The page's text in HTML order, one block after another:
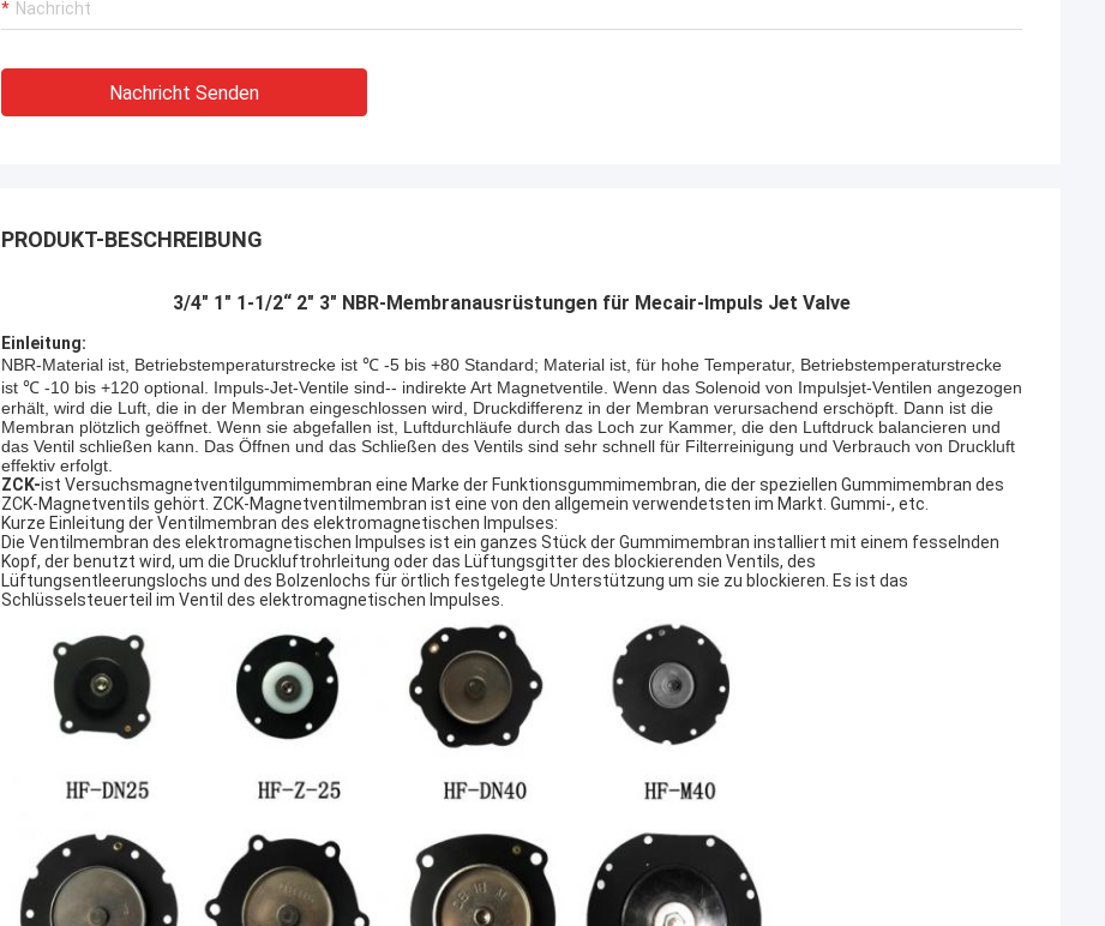
Nachricht Senden
PRODUKT-BESCHREIBUNG
3/4" 1" 1-1/2“ 2" 3" NBR-Membranausrüstungen für Mecair-Impuls Jet Valve
Einleitung:
NBR-Material ist, Betriebstemperaturstrecke ist ℃ -5 bis +80 Standard; Material ist, für hohe Temperatur, Betriebstemperaturstrecke
ist ℃ -10 bis +120 optional. Impuls-Jet-Ventile sind-- indirekte Art Magnetventile. Wenn das Solenoid von Impulsjet-Ventilen angezogen
erhält, wird die Luft, die in der Membran eingeschlossen wird, Druckdifferenz in der Membran verursachend erschöpft. Dann ist die
Membran plötzlich geöffnet. Wenn sie abgefallen ist, Luftdurchläufe durch das Loch zur Kammer, die den Luftdruck balancieren und
das Ventil schließen kann. Das Öffnen und das Schließen des Ventils sind sehr schnell für Filterreinigung und Verbrauch von Druckluft
effektiv erfolgt.
ZCK-ist Versuchsmagnetventilgummimembran eine Marke der Funktionsgummimembran, die der speziellen Gummimembran des
ZCK-Magnetventils gehört. ZCK-Magnetventilmembran ist eine von den allgemein verwendetsten im Markt. Gummi-, etc.
Kurze Einleitung der Ventilmembran des elektromagnetischen Impulses:
Die Ventilmembran des elektromagnetischen Impulses ist ein ganzes Stück der Gummimembran installiert mit einem fesselnden
Kopf, der benutzt wird, um die Druckluftrohrleitung oder das Lüftungsgitter des blockierenden Ventils, des
Lüftungsentleerungslochs und des Bolzenlochs für örtlich festgelegte Unterstützung um sie zu blockieren. Es ist das
Schlüsselsteuerteil im Ventil des elektromagnetischen Impulses.